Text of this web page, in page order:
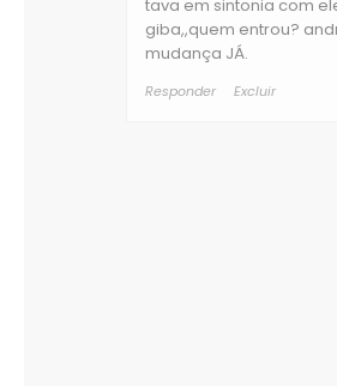
tava em sintonia com
giba,,quem entrou?
mudança JÁ.
Responder Excluir